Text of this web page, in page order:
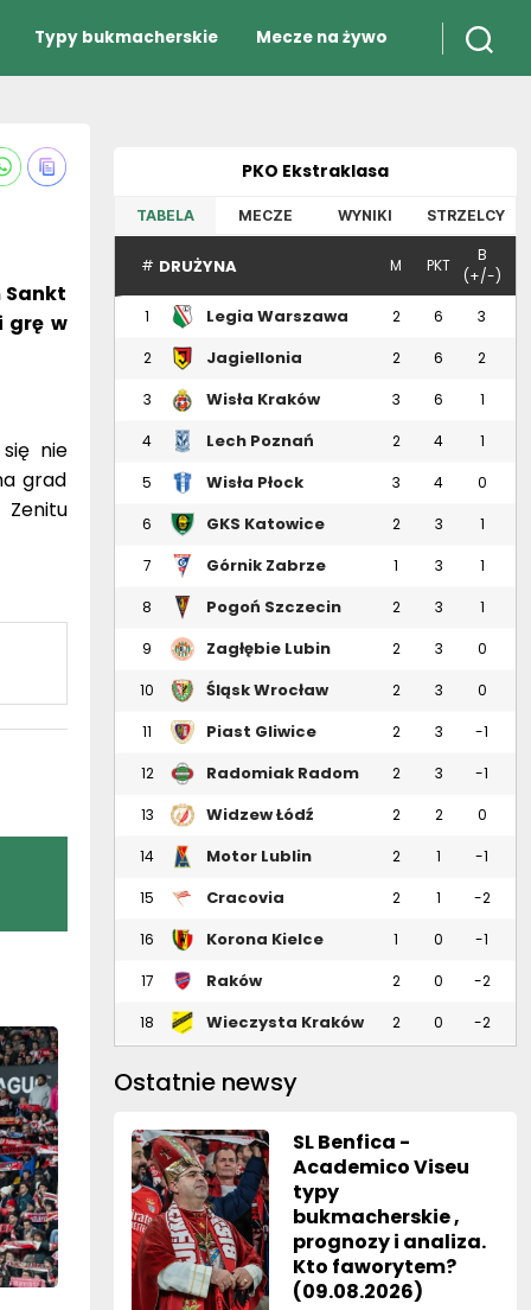
Typy bukmacherskie Mecze na żywo
Sankt
grę w
nie
grad
PKO Ekstraklasa
TABELA MECZE WYNIKI STRZELCY
# DRUŻYNA M PKT
B
(+/-)
1
Legia Warszawa 2 6 3
2
Jagiellonia
2 6 2
3 Wisła Kraków 3 6 1
4 Lech Poznań 2 4 1
5 Wisła Płock 3 4 0
6 GKS Katowice 2 3 1
7 Górnik Zabrze 1 3 1
8 Pogoń Szczecin 2 3 1
9 Zagłębie Lubin 2 3 0
10 Śląsk Wrocław 2 3 0
11 Piast Gliwice 2 3 -1
12 Radomiak Radom 2 3 -1
13 Widzew Łódź 2 2 0
14 Motor Lublin 2 1 -1
15 Cracovia 2 1 -2
16 Korona Kielce 1 0 -1
17
Raków
2 0 -2
18 Wieczysta Kraków 2 0 -2
Ostatnie newsy
SL Benfica -
Academico Viseu
typy
bukmacherskie ,
prognozy i analiza.
Kto faworytem?
(09.08.2026)